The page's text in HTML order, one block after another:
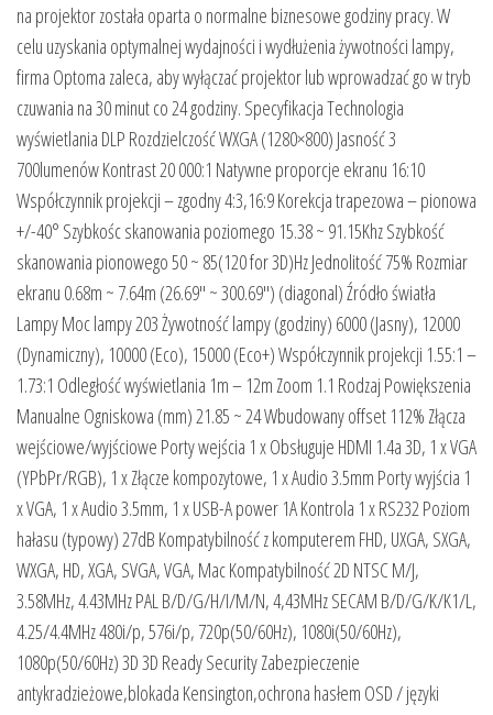
na projektor została oparta o normalne biznesowe godziny pracy. W
celu uzyskania optymalnej wydajności i wydłużenia żywotności lampy,
firma Optoma zaleca, aby wyłączać projektor lub wprowadzać go w tryb
czuwania na 30 minut co 24 godziny. Specyfikacja Technologia
wyświetlania DLP Rozdzielczość WXGA (1280×800) Jasność 3
700lumenów Kontrast 20 000:1 Natywne proporcje ekranu 16:10
Współczynnik projekcji – zgodny 4:3,16:9 Korekcja trapezowa – pionowa
+/-40° Szybkośc skanowania poziomego 15.38 ~ 91.15Khz Szybkość
skanowania pionowego 50 ~ 85(120 for 3D)Hz Jednolitość 75% Rozmiar
ekranu 0.68m ~ 7.64m (26.69″ ~ 300.69″) (diagonal) Źródło światła
Lampy Moc lampy 203 Żywotność lampy (godziny) 6000 (Jasny), 12000
(Dynamiczny), 10000 (Eco), 15000 (Eco+) Współczynnik projekcji 1.55:1 –
1.73:1 Odległość wyświetlania 1m – 12m Zoom 1.1 Rodzaj Powiększenia
Manualne Ogniskowa (mm) 21.85 ~ 24 Wbudowany offset 112% Złącza
wejściowe/wyjściowe Porty wejścia 1 x Obsługuje HDMI 1.4a 3D, 1 x VGA
(YPbPr/RGB), 1 x Złącze kompozytowe, 1 x Audio 3.5mm Porty wyjścia 1
x VGA, 1 x Audio 3.5mm, 1 x USB-A power 1A Kontrola 1 x RS232 Poziom
hałasu (typowy) 27dB Kompatybilność z komputerem FHD, UXGA, SXGA,
WXGA, HD, XGA, SVGA, VGA, Mac Kompatybilność 2D NTSC M/J,
3.58MHz, 4.43MHz PAL B/D/G/H/I/M/N, 4,43MHz SECAM B/D/G/K/K1/L,
4.25/4.4MHz 480i/p, 576i/p, 720p(50/60Hz), 1080i(50/60Hz),
1080p(50/60Hz) 3D 3D Ready Security Zabezpieczenie
antykradzieżowe,blokada Kensington,ochrona hasłem OSD / języki